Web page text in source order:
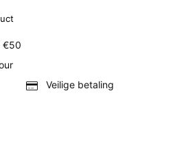
€50
Veilige betaling